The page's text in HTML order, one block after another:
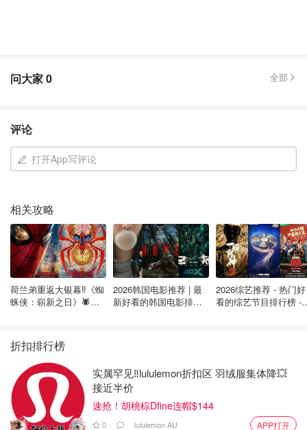
粉，但是最好是粗颗粒的，因为这道菜花椒味道比较重，要
用质量比较好的花椒。
问大家0 全部
评论
打开App写评论
相关攻略
荷兰弟重返大银幕‼️《蜘
蛛侠：崭新之日》🕷️北
2026韩国电影推荐 | 最
新好看的韩国电影排行
2026综艺推荐 - 热门好
看的综艺节目排行榜 -
折扣排行榜
实属罕见‼️lululemon折扣区 羽绒服集体降💥
接近半价
速抢！胡桃棕Dfine连帽$144
0 lululemon AU APP打开